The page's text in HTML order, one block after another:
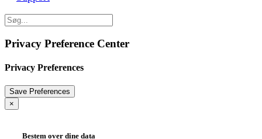
Privacy Preference Center
Privacy Preferences
×
Bestem over dine data